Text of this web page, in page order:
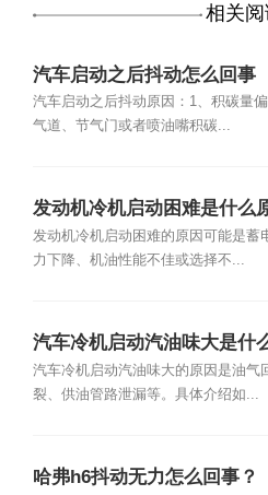
相关阅
汽车启动之后抖动怎么回事
汽车启动之后抖动原因：1、积碳量
气道、节气门或者喷油嘴积碳...
发动机冷机启动困难是什么
发动机冷机启动困难的原因可能是蓄
力下降、机油性能不佳或选择不...
汽车冷机启动汽油味大是什
汽车冷机启动汽油味大的原因是油气
裂、供油管路泄漏等。具体介绍如...
哈弗h6抖动无力怎么回事？